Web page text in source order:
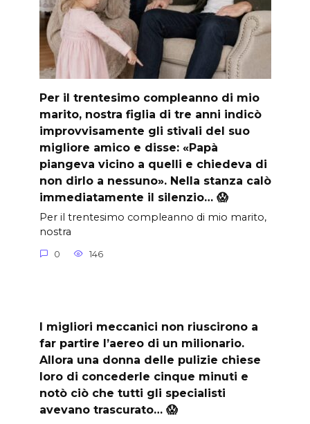
Per il trentesimo compleanno di mio
marito, nostra figlia di tre anni indicò
improvvisamente gli stivali del suo
migliore amico e disse: «Papà
piangeva vicino a quelli e chiedeva di
non dirlo a nessuno». Nella stanza calò
immediatamente il silenzio… 😱
Per il trentesimo compleanno di mio marito,
nostra
0 146
I migliori meccanici non riuscirono a
far partire l’aereo di un milionario.
Allora una donna delle pulizie chiese
loro di concederle cinque minuti e
notò ciò che tutti gli specialisti
avevano trascurato… 😱